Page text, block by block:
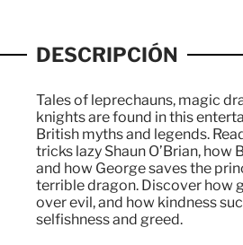
DESCRIPCIÓN
Tales of leprechauns, magic
knights are found in this
British myths and legends.
tricks lazy Shaun O’Brian, how
and how George saves the
terrible dragon. Discover how
over evil, and how kindness
selfishness and greed.